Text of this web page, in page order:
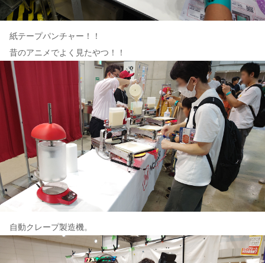
紙テープパンチャー！！
昔のアニメでよく見たやつ！！
自動クレープ製造機。